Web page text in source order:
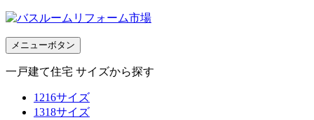
メニューボタン
一戸建て住宅 サイズから探す
1216サイズ
1318サイズ